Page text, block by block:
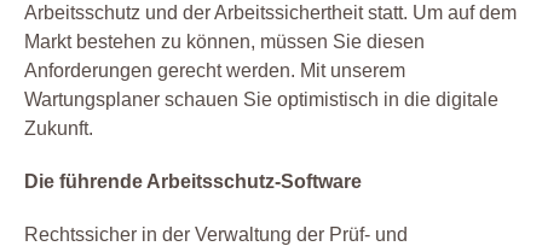
Arbeitsschutz und der Arbeitssichertheit statt. Um auf dem
Markt bestehen zu können, müssen Sie diesen
Anforderungen gerecht werden. Mit unserem
Wartungsplaner schauen Sie optimistisch in die digitale
Zukunft.
Die führende Arbeitsschutz-Software
Rechtssicher in der Verwaltung der Prüf- und